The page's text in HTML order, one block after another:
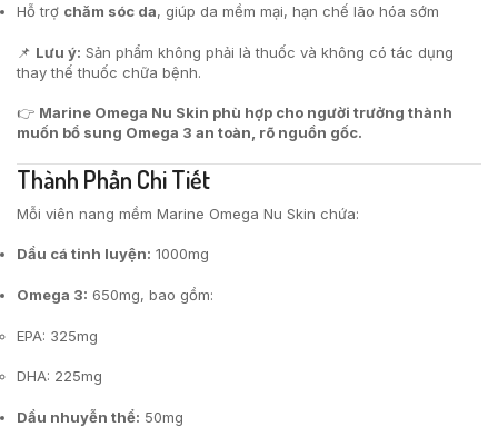
Hỗ trợ chăm sóc da, giúp da mềm mại, hạn chế lão hóa sớm
📌 Lưu ý: Sản phẩm không phải là thuốc và không có tác dụng
thay thế thuốc chữa bệnh.
👉 Marine Omega Nu Skin phù hợp cho người trưởng thành
muốn bổ sung Omega 3 an toàn, rõ nguồn gốc.
Thành Phần Chi Tiết
Mỗi viên nang mềm Marine Omega Nu Skin chứa:
Dầu cá tinh luyện: 1000mg
Omega 3: 650mg, bao gồm:
EPA: 325mg
DHA: 225mg
Dầu nhuyễn thể: 50mg